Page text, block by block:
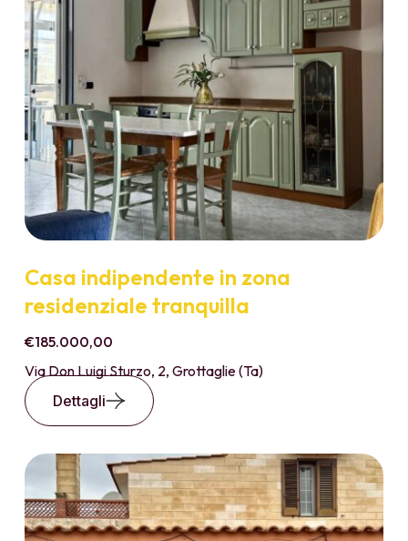
Casa indipendente in zona
residenziale tranquilla
€185.000,00
Via Don Luigi Sturzo, 2, Grottaglie (Ta)
Dettagli